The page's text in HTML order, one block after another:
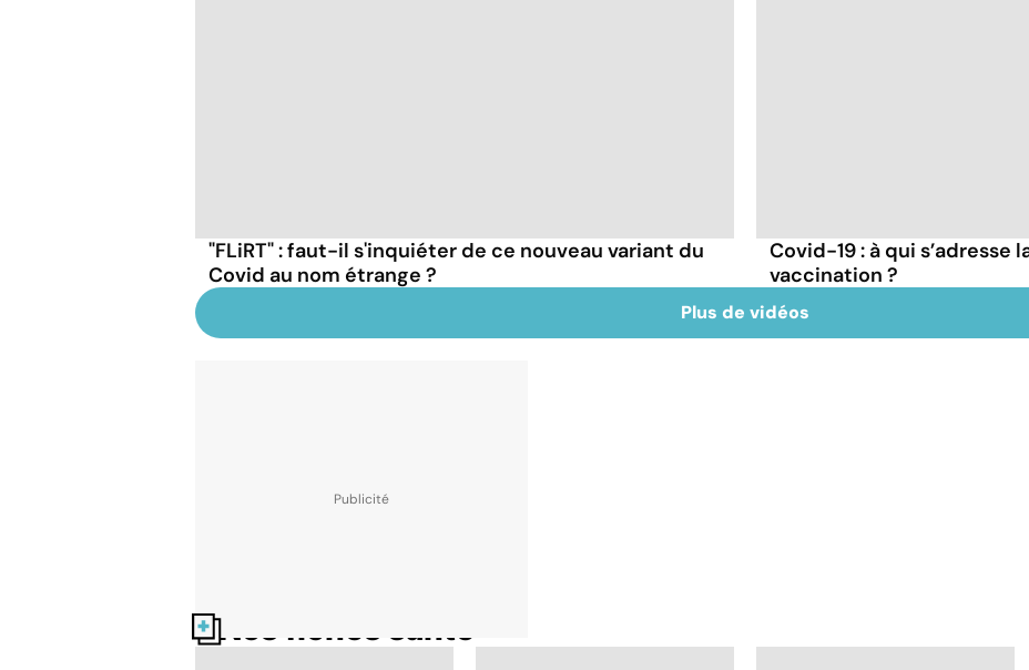
"FLiRT" : faut-il s'inquiéter de ce nouveau variant du
Covid au nom étrange ?
Covid-19 : à qui s’adresse
vaccination ?
Plus de vidéos
Nos fiches santé